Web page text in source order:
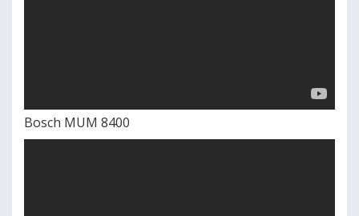
Bosch MUM 8400